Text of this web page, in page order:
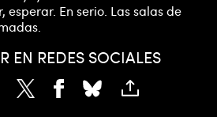
esperar. En serio. Las salas de
EN REDES SOCIALES